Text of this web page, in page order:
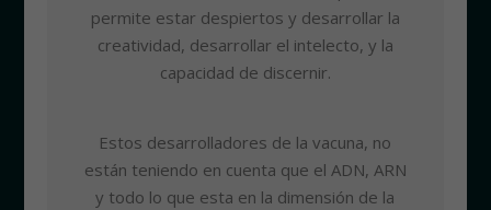
permite estar despiertos y desarrollar la
creatividad, desarrollar el intelecto, y la
capacidad de discernir.
Estos desarrolladores de la vacuna, no
están teniendo en cuenta que el ADN, ARN
y todo lo que esta en la dimensión de la